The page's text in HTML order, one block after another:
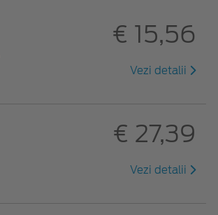
€ 15,56
Vezi detalii
€ 27,39
Vezi detalii